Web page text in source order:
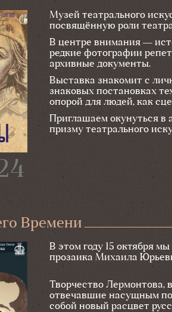
Музей театрального
посвящённую роли
В центре внимания —
редкие фотографии
архивные документы.
Выставка знакомит с
знаковых постановках
опорой для людей, как
Приглашаем окунуться в
призму театрального
Времени
В этом году 15 октября
прозаика Михаила
Творчество Лермонтова,
отвечавшие насущным
собой новый расцвет